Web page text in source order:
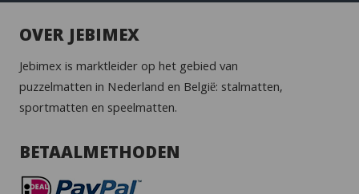
OVER JEBIMEX
Jebimex is marktleider op het gebied van
puzzelmatten in Nederland en België: stalmatten,
sportmatten en speelmatten.
BETAALMETHODEN